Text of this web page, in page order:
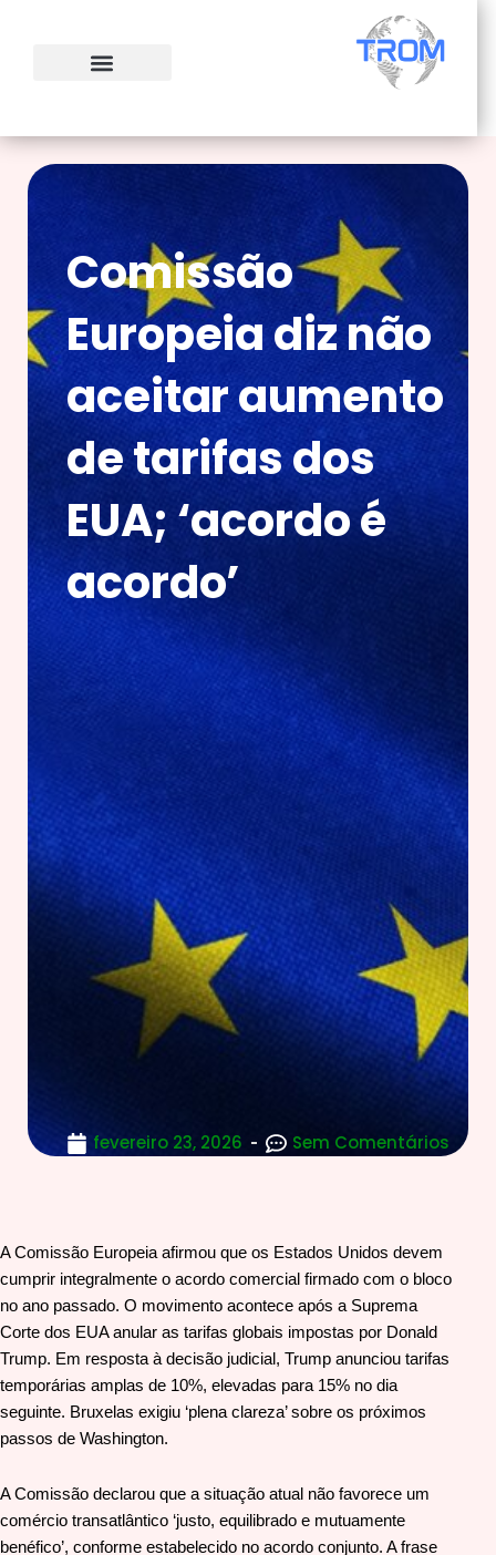
Comissão
Europeia diz não
aceitar aumento
de tarifas dos
EUA; ‘acordo é
acordo’
fevereiro 23, 2026 Sem Comentários
A Comissão Europeia afirmou que os Estados Unidos devem
cumprir integralmente o acordo comercial firmado com o bloco
no ano passado. O movimento acontece após a Suprema
Corte dos EUA anular as tarifas globais impostas por Donald
Trump. Em resposta à decisão judicial, Trump anunciou tarifas
temporárias amplas de 10%, elevadas para 15% no dia
seguinte. Bruxelas exigiu ‘plena clareza’ sobre os próximos
passos de Washington.
A Comissão declarou que a situação atual não favorece um
comércio transatlântico ‘justo, equilibrado e mutuamente
benéfico’, conforme estabelecido no acordo conjunto. A frase